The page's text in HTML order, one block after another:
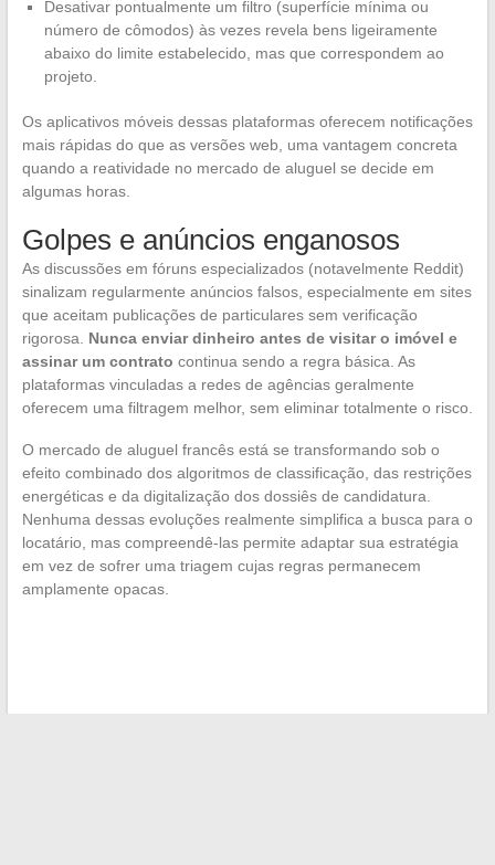
Desativar pontualmente um filtro (superfície mínima ou
número de cômodos) às vezes revela bens ligeiramente
abaixo do limite estabelecido, mas que correspondem ao
projeto.
Os aplicativos móveis dessas plataformas oferecem notificações
mais rápidas do que as versões web, uma vantagem concreta
quando a reatividade no mercado de aluguel se decide em
algumas horas.
Golpes e anúncios enganosos
As discussões em fóruns especializados (notavelmente Reddit)
sinalizam regularmente anúncios falsos, especialmente em sites
que aceitam publicações de particulares sem verificação
rigorosa. Nunca enviar dinheiro antes de visitar o imóvel e
assinar um contrato continua sendo a regra básica. As
plataformas vinculadas a redes de agências geralmente
oferecem uma filtragem melhor, sem eliminar totalmente o risco.
O mercado de aluguel francês está se transformando sob o
efeito combinado dos algoritmos de classificação, das restrições
energéticas e da digitalização dos dossiês de candidatura.
Nenhuma dessas evoluções realmente simplifica a busca para o
locatário, mas compreendê-las permite adaptar sua estratégia
em vez de sofrer uma triagem cujas regras permanecem
amplamente opacas.